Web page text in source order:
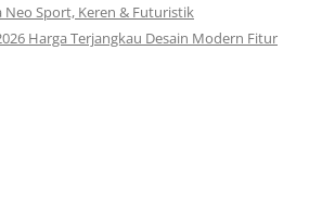
Neo Sport, Keren & Futuristik
Harga Terjangkau Desain Modern Fitur